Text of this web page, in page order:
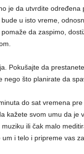
je da utvrdite određena
u isto vreme,
da zaspimo,
Pokušajte da
nego što planirate da
do sat vremena
kažete svom umu da je
ili čak malo
i telo i pripreme vas